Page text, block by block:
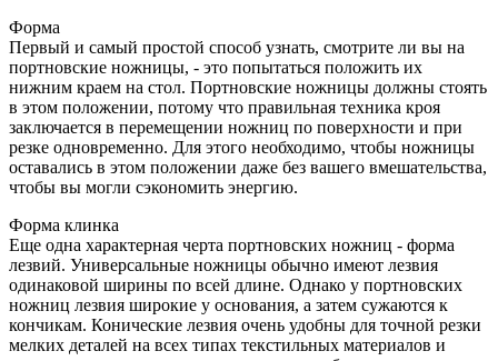
Форма
Первый и самый простой способ узнать, смотрите ли вы на
портновские ножницы, - это попытаться положить их
нижним краем на стол. Портновские ножницы должны стоять
в этом положении, потому что правильная техника кроя
заключается в перемещении ножниц по поверхности и при
резке одновременно. Для этого необходимо, чтобы ножницы
оставались в этом положении даже без вашего вмешательства,
чтобы вы могли сэкономить энергию.
Форма клинка
Еще одна характерная черта портновских ножниц - форма
лезвий. Универсальные ножницы обычно имеют лезвия
одинаковой ширины по всей длине. Однако у портновских
ножниц лезвия широкие у основания, а затем сужаются к
кончикам. Конические лезвия очень удобны для точной резки
мелких деталей на всех типах текстильных материалов и